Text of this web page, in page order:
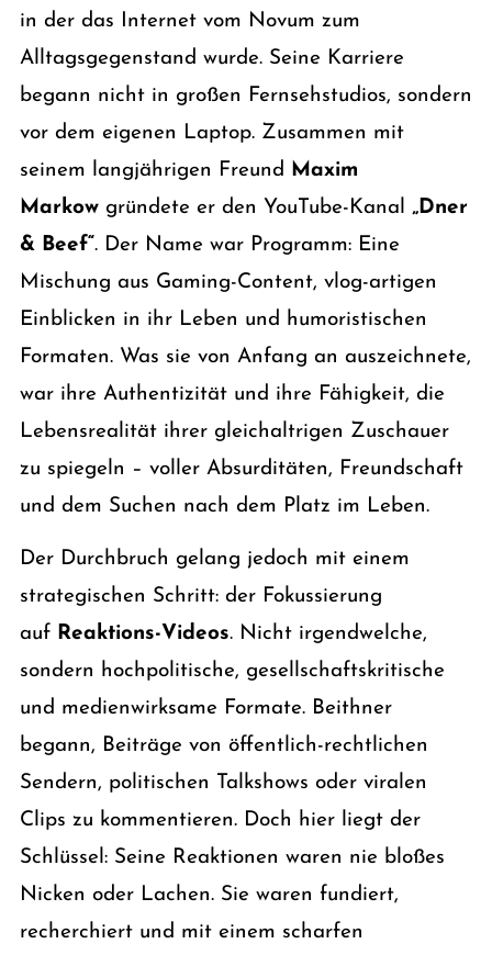
in der das Internet vom Novum zum
Alltagsgegenstand wurde. Seine Karriere
begann nicht in großen Fernsehstudios, sondern
vor dem eigenen Laptop. Zusammen mit
seinem langjährigen Freund
Maxim
Markowgründete er den YouTube-Kanal „Dner
& Beef“. Der Name war Programm: Eine
Mischung aus Gaming-Content, vlog-artigen
Einblicken in ihr Leben und humoristischen
Formaten. Was sie von Anfang an auszeichnete,
war ihre Authentizität und ihre Fähigkeit, die
Lebensrealität ihrer gleichaltrigen Zuschauer
zu spiegeln – voller Absurditäten, Freundschaft
und dem Suchen nach dem Platz im Leben.
Der Durchbruch gelang jedoch mit einem
strategischen Schritt: der Fokussierung
auf Reaktions-Videos. Nicht irgendwelche,
sondern hochpolitische, gesellschaftskritische
und medienwirksame Formate. Beithner
begann, Beiträge von öffentlich-rechtlichen
Sendern, politischen Talkshows oder viralen
Clips zu kommentieren. Doch hier liegt der
Schlüssel: Seine Reaktionen waren nie bloßes
Nicken oder Lachen. Sie waren fundiert,
recherchiert und mit einem scharfen